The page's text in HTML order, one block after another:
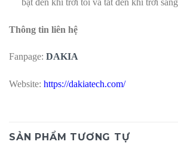
Thông tin liên hệ
Fanpage: DAKIA
Website: https://dakiatech.com/
SẢN PHẨM TƯƠNG TỰ